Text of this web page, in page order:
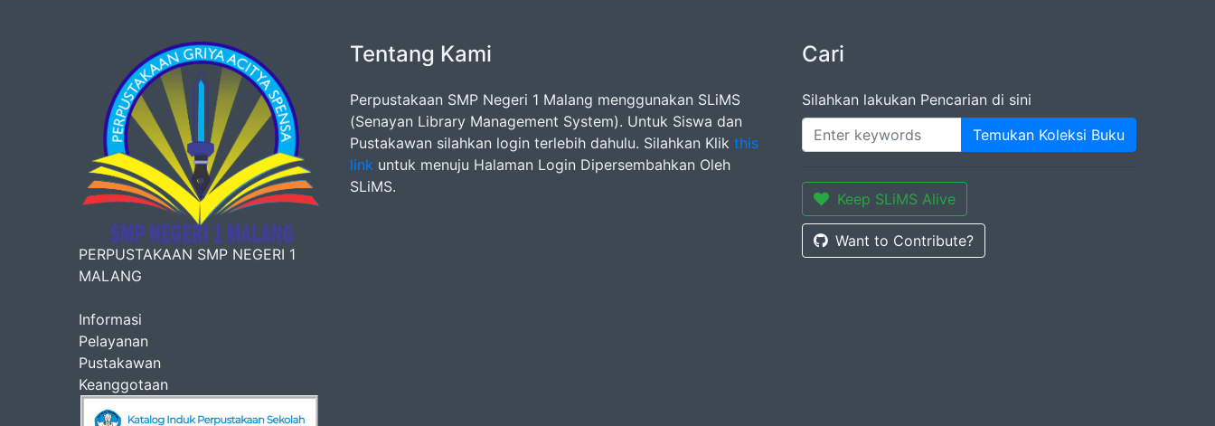
PERPUSTAKAAN SMP NEGERI 1
MALANG
Informasi
Pelayanan
Pustakawan
Keanggotaan
Tentang Kami
Perpustakaan SMP Negeri 1 Malang menggunakan SLiMS
(Senayan Library Management System). Untuk Siswa dan
Pustakawan silahkan login terlebih dahulu. Silahkan Klik this
link untuk menuju Halaman Login Dipersembahkan Oleh
SLiMS.
Cari
Silahkan lakukan Pencarian di sini
Temukan Koleksi Buku
Keep SLiMS Alive
Want to Contribute?